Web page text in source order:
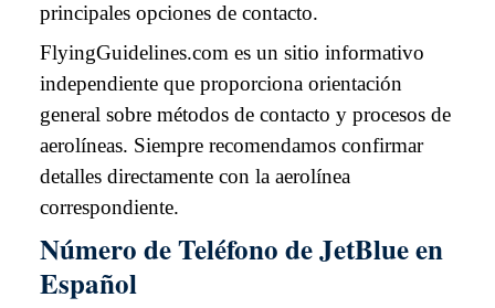
principales opciones de contacto.
FlyingGuidelines.com es un sitio informativo
independiente que proporciona orientación
general sobre métodos de contacto y procesos de
aerolíneas. Siempre recomendamos confirmar
detalles directamente con la aerolínea
correspondiente.
Número de Teléfono de JetBlue en
Español